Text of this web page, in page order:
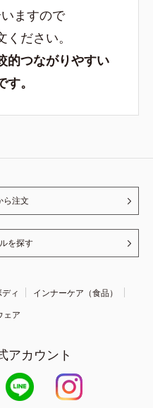
ますので
ださい。
的つながりやすい
。
ら注文
を探す
ィ
インナーケア（食品）
ェア
アカウント